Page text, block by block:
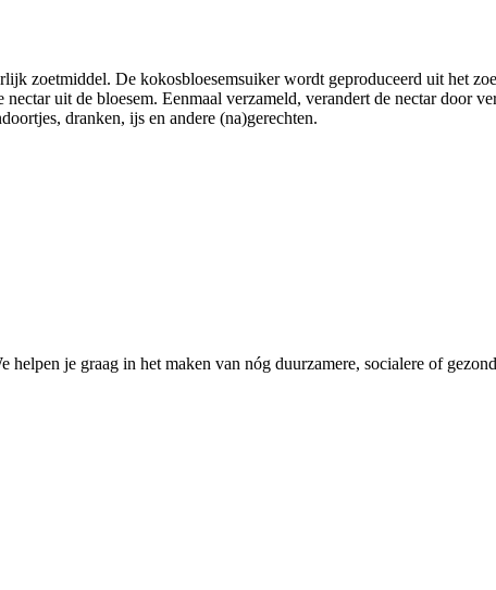
zoetmiddel. De kokosbloesemsuiker wordt geproduceerd uit het
uit de bloesem. Eenmaal verzameld, verandert de nectar door
dranken, ijs en andere (na)gerechten.
je graag in het maken van nóg duurzamere, socialere of